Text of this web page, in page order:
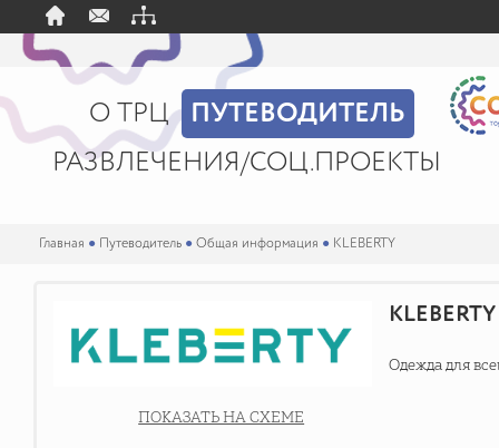
О ТРЦ
ПУТЕВОДИТЕЛЬ
РАЗВЛЕЧЕНИЯ/СОЦ.ПРОЕКТЫ
Главная ● Путеводитель ● Общая информация ● KLEBERTY
ПОКАЗАТЬ НА СХЕМЕ
KLEBERTY
Одежда для